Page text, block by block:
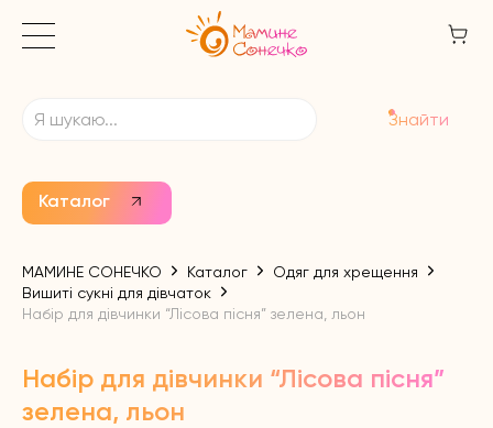
Каталог
Знайти
МАМИНЕ СОНЕЧКО Каталог
Одяг для хрещення
Вишиті сукні для дівчаток
Набір для дівчинки “Лісова пісня” зелена, льон
Набір для дівчинки “Лісова пісня”
зелена, льон